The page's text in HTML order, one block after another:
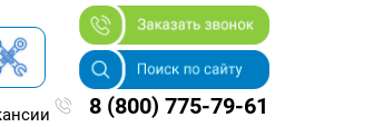
8 (800) 775-79-61